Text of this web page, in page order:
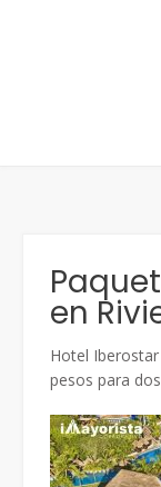
en
Hotel
pesos para